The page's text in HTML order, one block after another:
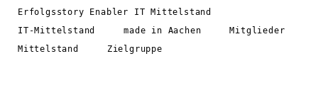
Erfolgsstory Enabler IT Mittelstand
IT-Mittelstand
made in Aachen
Mitglieder
Mittelstand
Zielgruppe